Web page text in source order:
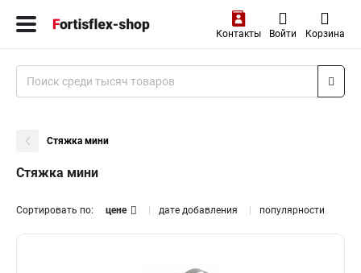
Контакты Войти Корзина
Стяжка мини
Стяжка мини
Сортировать по: цене дате добавления популярности